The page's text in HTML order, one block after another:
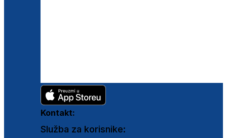
Kontakt:
Služba za korisnike: